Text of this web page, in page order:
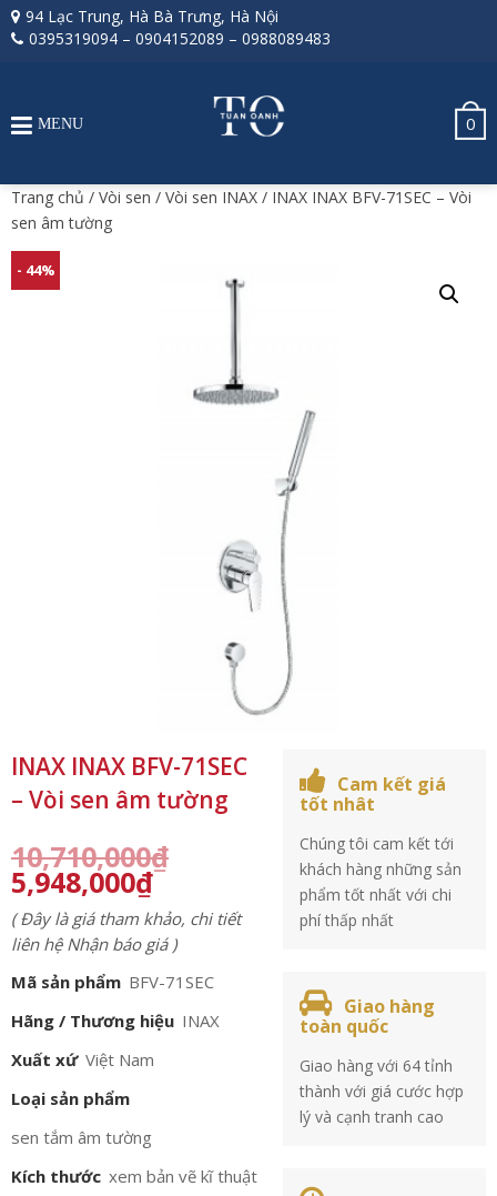
94 Lạc Trung, Hà Bà Trưng, Hà Nội
0395319094 – 0904152089 – 0988089483
0
MENU
Trang chủ / Vòi sen / Vòi sen INAX / INAX INAX BFV-71SEC – Vòi
sen âm tường
- 44%
INAX INAX BFV-71SEC
– Vòi sen âm tường
10,710,000₫
5,948,000₫
( Đây là giá tham khảo, chi tiết
liên hệ Nhận báo giá )
Mã sản phẩm BFV-71SEC
Hãng / Thương hiệu INAX
Xuất xứ Việt Nam
Loại sản phẩm
sen tắm âm tường
Kích thước xem bản vẽ kĩ thuật
Cam kết giá
tốt nhât
Chúng tôi cam kết tới
khách hàng những sản
phẩm tốt nhất với chi
phí thấp nhất
Giao hàng
toàn quốc
Giao hàng với 64 tỉnh
thành với giá cước hợp
lý và cạnh tranh cao